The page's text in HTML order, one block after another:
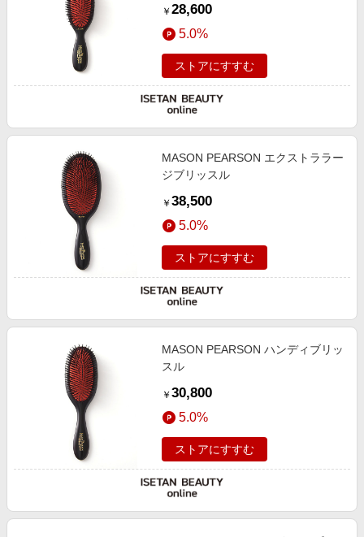
￥ 28,600
5.0%
ストアにすすむ
MASON PEARSON エクストララー
ジブリッスル
￥ 38,500
5.0%
ストアにすすむ
MASON PEARSON ハンディブリッ
スル
￥ 30,800
5.0%
ストアにすすむ